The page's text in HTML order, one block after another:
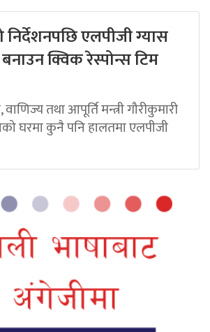
निर्देशनपछि एलपीजी ग्यास
क्विक रेस्पोन्स टिम
तथा आपूर्ति मन्त्री गौरीकुमारी
घरमा कुनै पनि हालतमा एलपीजी